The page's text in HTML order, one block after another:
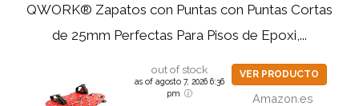
QWORK® Zapatos con Puntas con Puntas Cortas
de 25mm Perfectas Para Pisos de Epoxi,...
out of stock
as of agosto 7, 2026 6:36
pm
VER PRODUCTO
Amazon.es